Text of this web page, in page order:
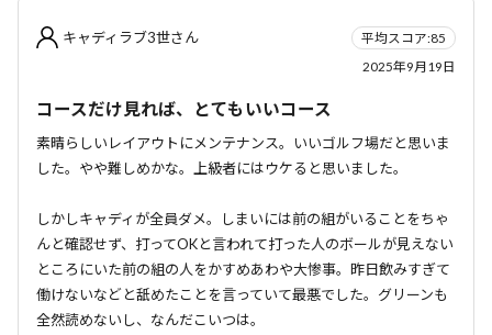
キャディラブ3世さん
平均スコア:85
2025年9月19日
コースだけ見れば、とてもいいコース
素晴らしいレイアウトにメンテナンス。いいゴルフ場だと思いま
した。やや難しめかな。上級者にはウケると思いました。
しかしキャディが全員ダメ。しまいには前の組がいることをちゃ
んと確認せず、打ってOKと言われて打った人のボールが見えない
ところにいた前の組の人をかすめあわや大惨事。昨日飲みすぎて
働けないなどと舐めたことを言っていて最悪でした。グリーンも
全然読めないし、なんだこいつは。